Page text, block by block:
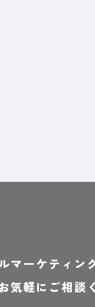
マーケティン
気軽にご相談